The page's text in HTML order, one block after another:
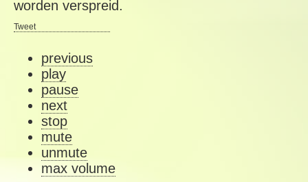
worden verspreid.
Tweet
previous
play
pause
next
stop
mute
unmute
max volume